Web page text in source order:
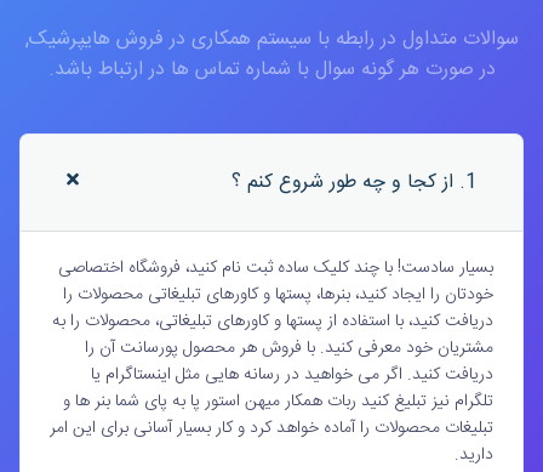
سوالات متداول در رابطه با سیستم همکاری در فروش هایپرشیک,
در صورت هر گونه سوال با شماره تماس ها در ارتباط باشد.
1. از کجا و چه طور شروع کنم ؟
بسیار سادست! با چند کلیک ساده ثبت نام کنید، فروشگاه اختصاصی
خودتان را ایجاد کنید، بنرها، پستها و کاورهای تبلیغاتی محصولات را
دریافت کنید، با استفاده از پستها و کاورهای تبلیغاتی، محصولات را به
مشتریان خود معرفی کنید. با فروش هر محصول پورسانت آن را
دریافت کنید. اگر می خواهید در رسانه هایی مثل اینستاگرام یا
تلگرام نیز تبلیغ کنید ربات همکار میهن استور پا به پای شما بنر ها و
تبلیغات محصولات را آماده خواهد کرد و کار بسیار آسانی برای این امر
دارید.